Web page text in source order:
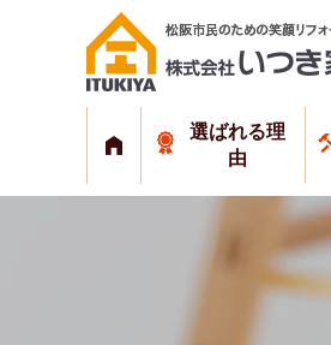
選ばれる理
由